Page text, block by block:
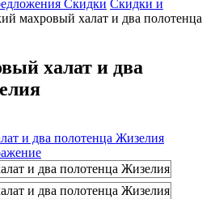
Скидки Скидки и
махровый халат и два полотенца
халат и два